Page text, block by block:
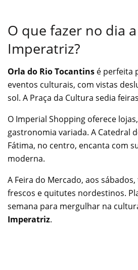
O que fazer no dia
Imperatriz?
Orla do Rio Tocantins é perfeita
eventos culturais, com vistas
sol. A Praça da Cultura sedia
O Imperial Shopping oferece
gastronomia variada. A Catedral
Fátima, no centro, encanta com
moderna.
A Feira do Mercado, aos
frescos e quitutes nordestinos.
semana para mergulhar na
Imperatriz.